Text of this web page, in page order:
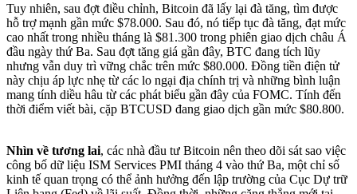
Tuy nhiên, sau đợt điều chỉnh, Bitcoin đã lấy lại đà tăng, tìm được
hỗ trợ mạnh gần mức $78.000. Sau đó, nó tiếp tục đà tăng, đạt mức
cao nhất trong nhiều tháng là $81.300 trong phiên giao dịch châu Á
đầu ngày thứ Ba. Sau đợt tăng giá gần đây, BTC đang tích lũy
nhưng vẫn duy trì vững chắc trên mức $80.000. Đồng tiền điện tử
này chịu áp lực nhẹ từ các lo ngại địa chính trị và những bình luận
mang tính diều hâu từ các phát biểu gần đây của FOMC. Tính đến
thời điểm viết bài, cặp BTCUSD đang giao dịch gần mức $80.800.
Nhìn về tương lai, các nhà đầu tư Bitcoin nên theo dõi sát sao việc
công bố dữ liệu ISM Services PMI tháng 4 vào thứ Ba, một chỉ số
kinh tế quan trọng có thể ảnh hưởng đến lập trường của Cục Dự trữ